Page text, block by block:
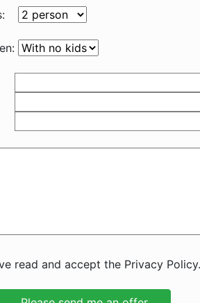
read and accept the Privacy Policy.